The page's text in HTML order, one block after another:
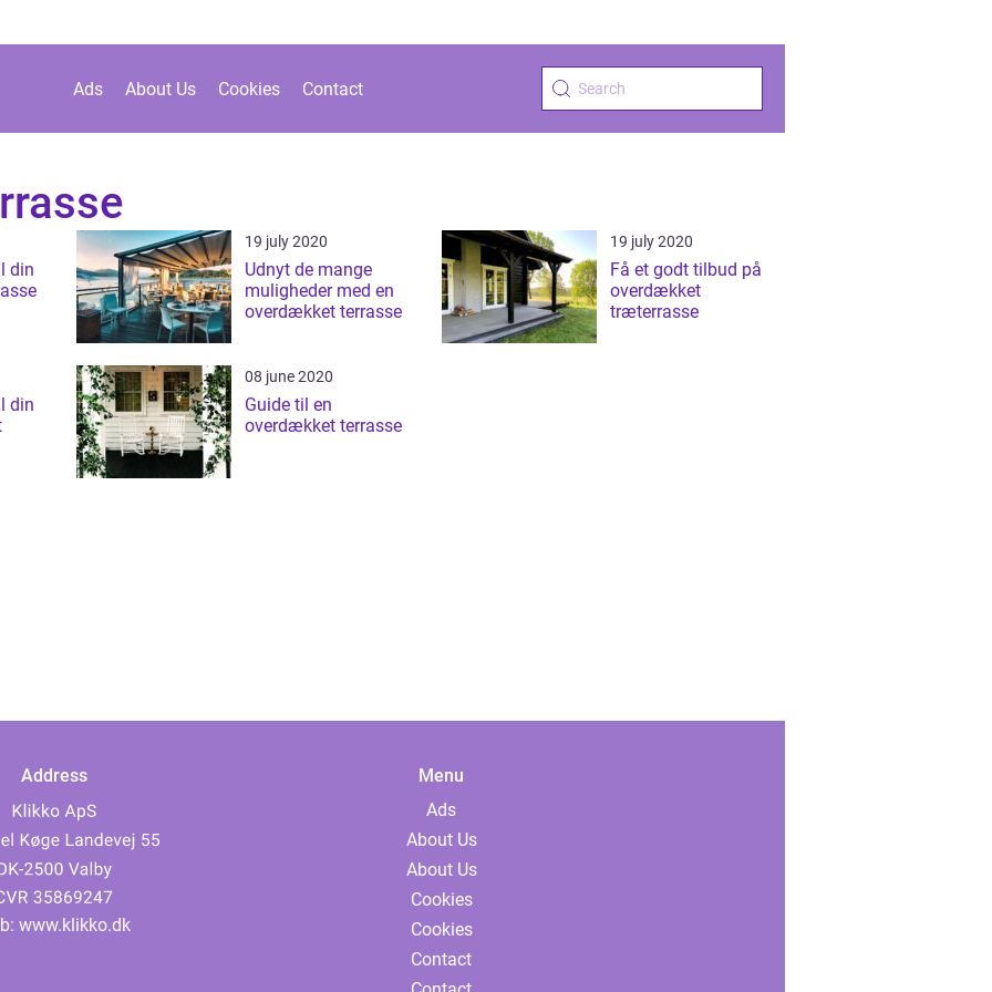
Ads About Us Cookies Contact
din
19 july 2020
Udnyt de mange
muligheder med en
overdækket terrasse
19 july 2020
Få et godt tilbud på
overdækket
træterrasse
din
08 june 2020
Guide til en
overdækket terrasse
Address
www.klikko.dk
Menu
Ads
About Us
About Us
Cookies
Cookies
Contact